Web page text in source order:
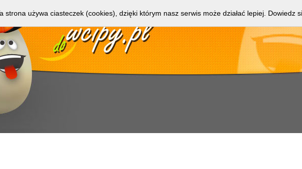
strona używa ciasteczek (cookies), dzięki którym nasz serwis może działać lepiej. Dowiedz